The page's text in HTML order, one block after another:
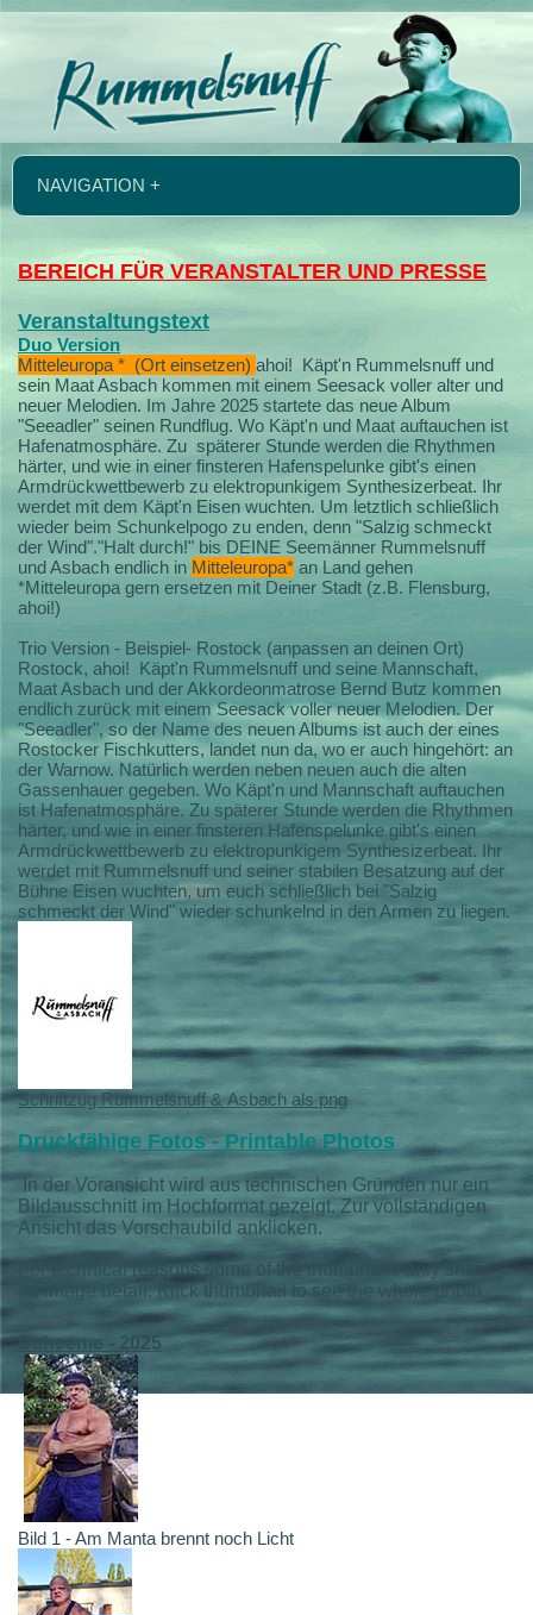
NAVIGATION +
BEREICH FÜR VERANSTALTER UND PRESSE
Veranstaltungstext
Duo Version
Mitteleuropa * (Ort einsetzen) ahoi! Käpt'n Rummelsnuff und
sein Maat Asbach kommen mit einem Seesack voller alter und
neuer Melodien. Im Jahre 2025 startete das neue Album
"Seeadler" seinen Rundflug. Wo Käpt'n und Maat auftauchen ist
Hafenatmosphäre. Zu späterer Stunde werden die Rhythmen
härter, und wie in einer finsteren Hafenspelunke gibt's einen
Armdrückwettbewerb zu elektropunkigem Synthesizerbeat. Ihr
werdet mit dem Käpt'n Eisen wuchten. Um letztlich schließlich
wieder beim Schunkelpogo zu enden, denn "Salzig schmeckt
der Wind"."Halt durch!" bis DEINE Seemänner Rummelsnuff
und Asbach endlich in Mitteleuropa* an Land gehen
*Mitteleuropa gern ersetzen mit Deiner Stadt (z.B. Flensburg,
ahoi!)
Trio Version - Beispiel- Rostock (anpassen an deinen Ort)
Rostock, ahoi! Käpt'n Rummelsnuff und seine Mannschaft,
Maat Asbach und der Akkordeonmatrose Bernd Butz kommen
endlich zurück mit einem Seesack voller neuer Melodien. Der
"Seeadler", so der Name des neuen Albums ist auch der eines
Rostocker Fischkutters, landet nun da, wo er auch hingehört: an
der Warnow. Natürlich werden neben neuen auch die alten
Gassenhauer gegeben. Wo Käpt'n und Mannschaft auftauchen
ist Hafenatmosphäre. Zu späterer Stunde werden die Rhythmen
härter, und wie in einer finsteren Hafenspelunke gibt's einen
Armdrückwettbewerb zu elektropunkigem Synthesizerbeat. Ihr
werdet mit Rummelsnuff und seiner stabilen Besatzung auf der
Bühne Eisen wuchten, um euch schließlich bei "Salzig
schmeckt der Wind" wieder schunkelnd in den Armen zu liegen.
Schriftzug Rummelsnuff & Asbach als png
Druckfähige Fotos - Printable Photos
In der Voransicht wird aus technischen Gründen nur ein
Bildausschnitt im Hochformat gezeigt. Zur vollständigen
Ansicht das Vorschaubild anklicken.
For technical reasons some of the thumbnails only show
an image detail. Klick thumbnail to see the whole photo.
Daheeme - 2025
Bild 1 - Am Manta brennt noch Licht